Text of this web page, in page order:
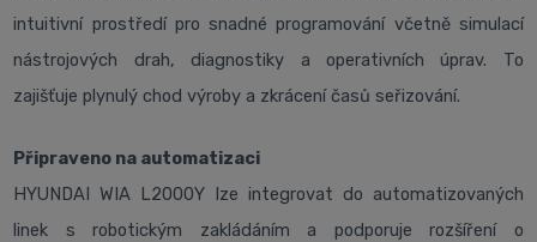
intuitivní prostředí pro snadné programování včetně simulací
nástrojových drah, diagnostiky a operativních úprav. To
zajišťuje plynulý chod výroby a zkrácení časů seřizování.
Připraveno na automatizaci
HYUNDAI WIA L2000Y lze integrovat do automatizovaných
linek s robotickým zakládáním a podporuje rozšíření o